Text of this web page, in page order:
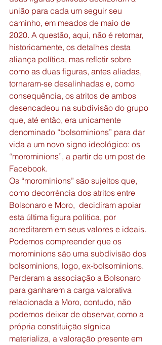
união para cada um seguir seu
caminho, em meados de maio de
2020. A questão, aqui, não é retomar,
historicamente, os detalhes desta
aliança política, mas refletir sobre
como as duas figuras, antes aliadas,
tornaram-se desalinhadas e, como
consequência, os atritos de ambos
desencadeou na subdivisão do grupo
que, até então, era unicamente
denominado “bolsominions” para dar
vida a um novo signo ideológico: os
“morominions”, a partir de um post de
Facebook.
Os “morominions” são sujeitos que,
como decorrência dos atritos entre
Bolsonaro e Moro,  decidiram apoiar
esta última figura política, por
acreditarem em seus valores e ideais.
Podemos compreender que os
morominions são uma subdivisão dos
bolsominions, logo, ex-bolsominions.
Perderam a associação a Bolsonaro
para ganharem a carga valorativa
relacionada a Moro, contudo, não
podemos deixar de observar, como a
própria constituição sígnica
materializa, a valoração presente em